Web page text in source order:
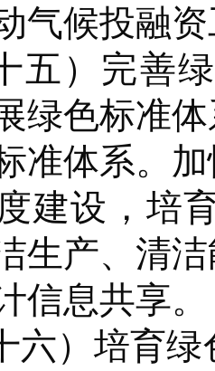
气候投融
五）完善
绿色标准
准体系。
建设，培
生产、清
信息共享。
六）培育